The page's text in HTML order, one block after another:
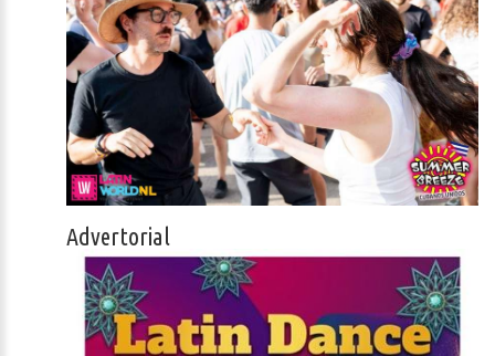
Advertorial